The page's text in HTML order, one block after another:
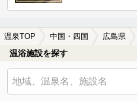
温泉TOP 中国・四国 広島県
温浴施設を探す